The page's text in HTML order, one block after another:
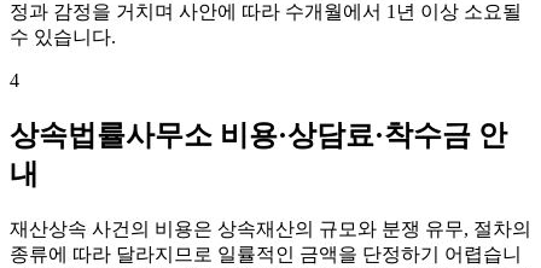
정과 감정을 거치며 사안에 따라 수개월에서 1년 이상 소요될
수 있습니다.
4
상속법률사무소 비용·상담료·착수금 안
내
재산상속 사건의 비용은 상속재산의 규모와 분쟁 유무, 절차의
종류에 따라 달라지므로 일률적인 금액을 단정하기 어렵습니